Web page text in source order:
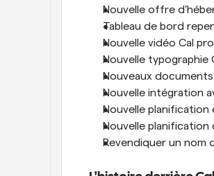
Nouvelle offre
Tableau de bord
Nouvelle vidéo Cal
Nouvelle typographie
Nouveaux documents
Nouvelle intégration
Nouvelle planification
Nouvelle planification
Revendiquer un nom